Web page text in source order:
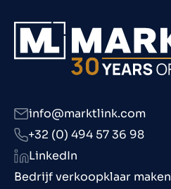
Bedrijf verkoopklaar maken
info@marktlink.com
+32 (0) 494 57 36 98
LinkedIn